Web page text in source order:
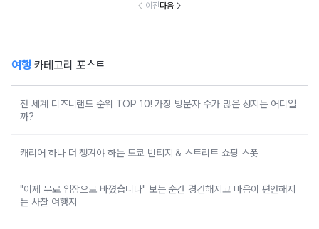
이전다음
여행 카테고리 포스트
전 세계 디즈니랜드 순위 TOP 10! 가장 방문자 수가 많은 성지는 어디일
까?
캐리어 하나 더 챙겨야 하는 도쿄 빈티지 & 스트리트 쇼핑 스폿
"이제 무료 입장으로 바꼈습니다" 보는 순간 경건해지고 마음이 편안해지
는 사찰 여행지